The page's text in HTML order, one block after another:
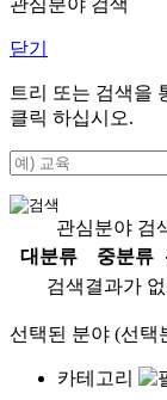
관심분야 검색
닫기
트리 또는 검색을
클릭 하십시오.
관심분야 검
대분류
중분류
검색결과가
선택된 분야 (선택
카테고리